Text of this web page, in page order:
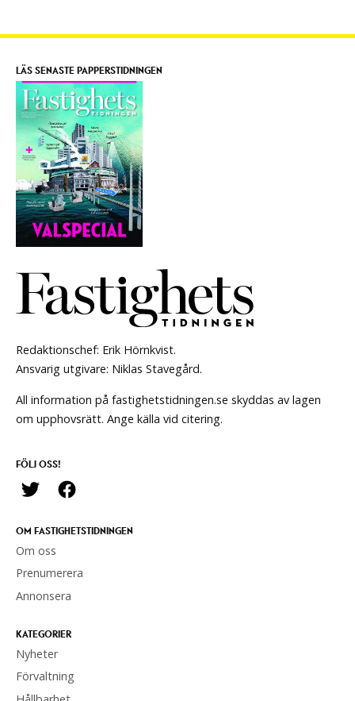
Redaktionschef: Erik Hörnkvist.
Ansvarig utgivare: Niklas Stavegård.
All information på fastighetstidningen.se skyddas av lagen
om upphovsrätt. Ange källa vid citering.
FÖLJ OSS!
OM FASTIGHETSTIDNINGEN
Om oss
Prenumerera
Annonsera
KATEGORIER
Nyheter
Förvaltning
LÄS SENASTE PAPPERSTIDNINGEN